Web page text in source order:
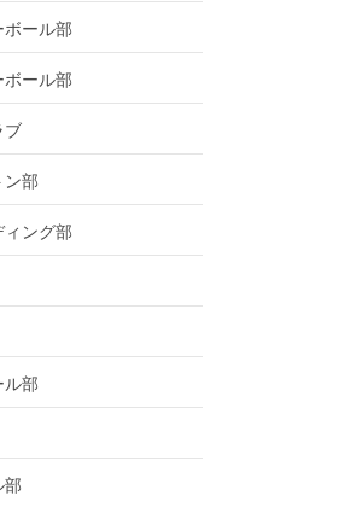
ボール部
ール部
ブ
ン部
ング部
ル部
部